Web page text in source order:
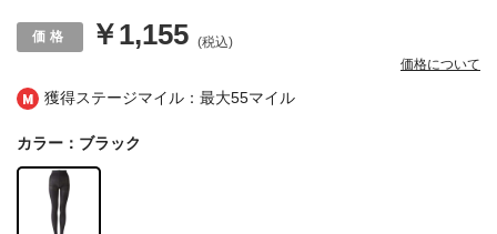
獲得ステージマイル：最大55マイル
￥1,155 (税込)
価格について
カラー：ブラック